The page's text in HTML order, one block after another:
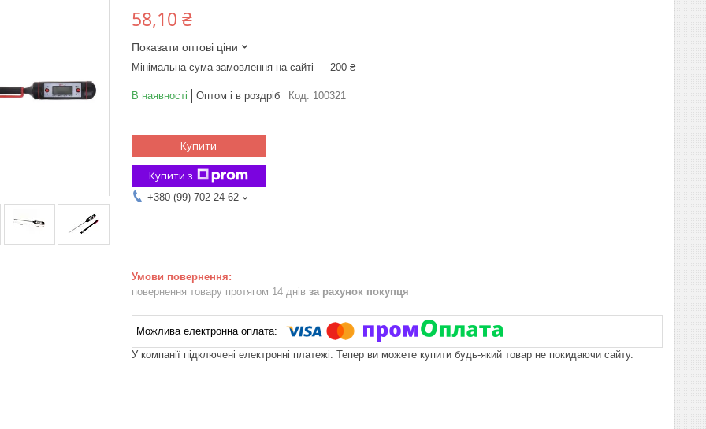
58,10 ₴
Показати оптові ціни
Мінімальна сума замовлення на сайті — 200 ₴
В наявності Оптом і в роздріб Код: 100321
Купити
Купити з
+380 (99) 702-24-62
повернення товару протягом 14 днів за рахунок покупця
У компанії підключені електронні платежі. Тепер ви можете купити будь-який товар не покидаючи сайту.